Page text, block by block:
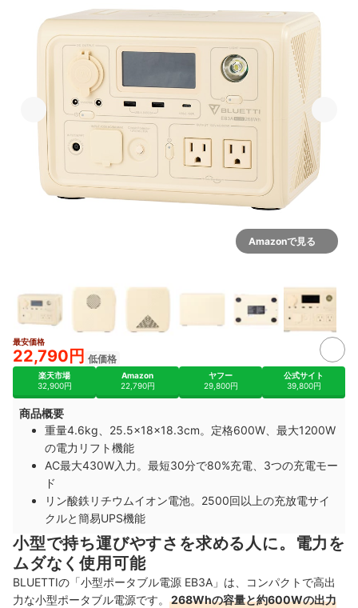
Amazonで見る
最安価格
22,790円 低価格
楽天市場
32,900円
Amazon
22,790円
ヤフー
29,800円
公式サイト
39,800円
商品概要
重量4.6kg、25.5×18×18.3cm。定格600W、最大1200W
の電力リフト機能
AC最大430W入力。最短30分で80%充電、3つの充電モー
ド
リン酸鉄リチウムイオン電池。2500回以上の充放電サイ
クルと簡易UPS機能
小型で持ち運びやすさを求める人に。電力を
ムダなく使用可能
BLUETTIの「小型ポータブル電源 EB3A」は、コンパクトで高出
力な小型ポータブル電源です。
268Whの容量と約600Wの出力